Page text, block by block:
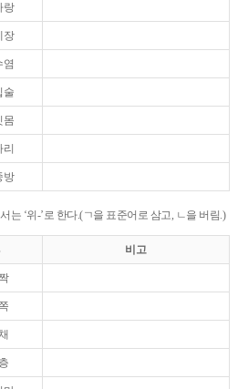
랑
장
염
술
몸
방
는 ‘위-’로 한다.(ㄱ을 표준어로 삼고, ㄴ을 버림.)
비고